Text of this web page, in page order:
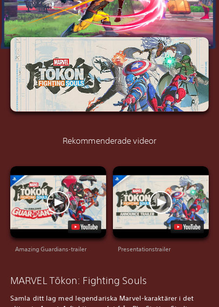
MARVEL Tōkon: Fighting Souls
Samla ditt lag med legendariska Marvel-karaktärer i det
Rekommenderade videor
Amazing Guardians-trailer Presentationstrailer